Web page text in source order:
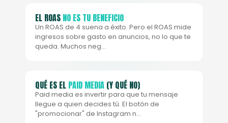
EL ROAS NO ES TU BENEFICIO
Un ROAS de 4 suena a éxito. Pero el ROAS mide
ingresos sobre gasto en anuncios, no lo que te
queda. Muchos neg…
QUÉ ES EL PAID MEDIA (Y QUÉ NO)
Paid media es invertir para que tu mensaje
llegue a quien decides tú. El botón de
"promocionar" de Instagram n…